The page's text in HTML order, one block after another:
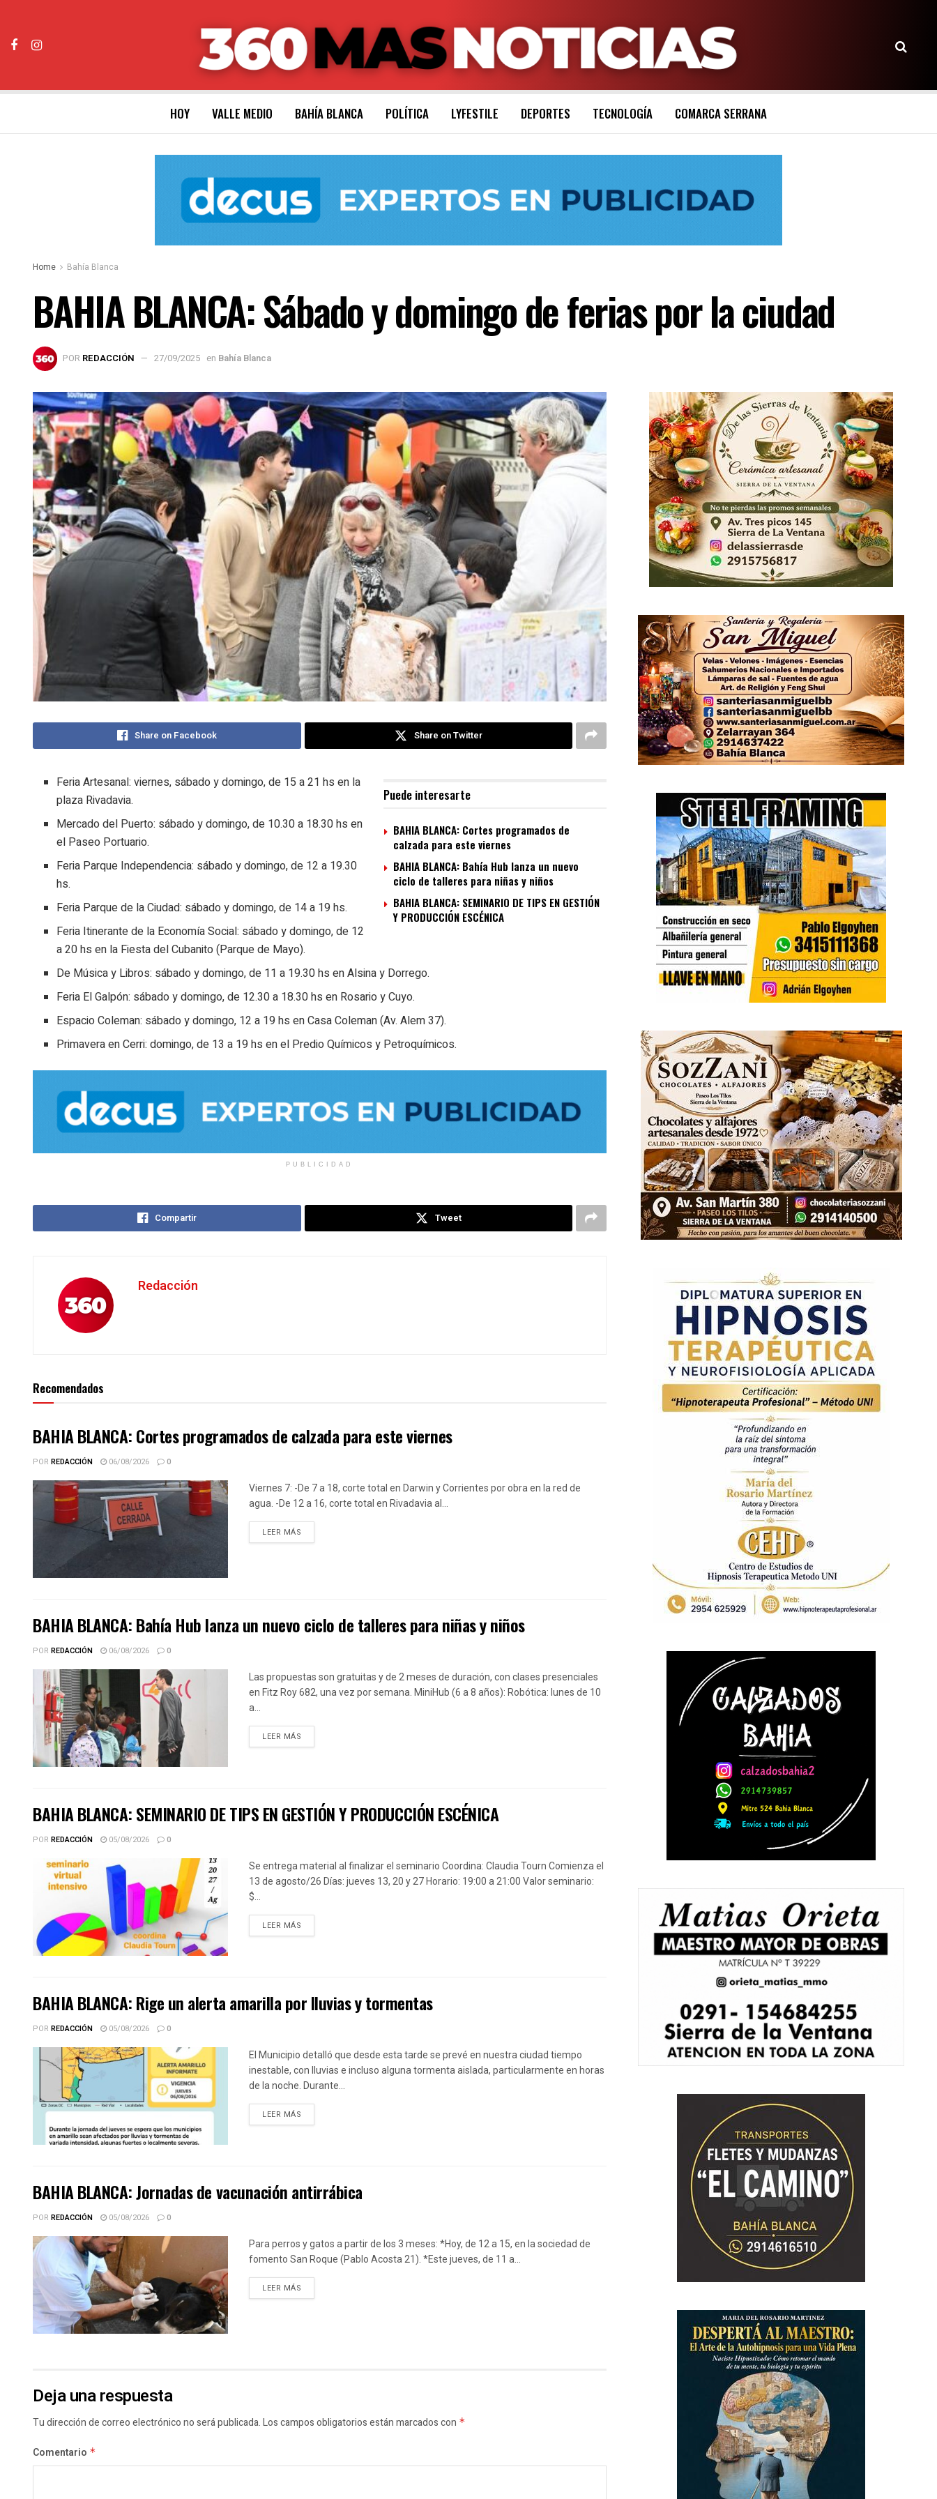
HOY VALLE MEDIO BAHÍA BLANCA POLÍTICA LYFESTILE DEPORTES TECNOLOGÍA COMARCA SERRANA
Home Bahía Blanca
BAHIA BLANCA: Sábado y domingo de ferias por la ciudad
POR REDACCIÓN 27/09/2025 en Bahía Blanca
Share on Facebook Share on Twitter
Puede interesarte
BAHIA BLANCA: Cortes programados de
calzada para este viernes
BAHIA BLANCA: Bahía Hub lanza un nuevo
ciclo de talleres para niñas y niños
BAHIA BLANCA: SEMINARIO DE TIPS EN GESTIÓN
Y PRODUCCIÓN ESCÉNICA
Feria Artesanal: viernes, sábado y domingo, de 15 a 21 hs en la
plaza Rivadavia.
Mercado del Puerto: sábado y domingo, de 10.30 a 18.30 hs en
el Paseo Portuario.
Feria Parque Independencia: sábado y domingo, de 12 a 19.30
hs.
Feria Parque de la Ciudad: sábado y domingo, de 14 a 19 hs.
Feria Itinerante de la Economía Social: sábado y domingo, de 12
a 20 hs en la Fiesta del Cubanito (Parque de Mayo).
De Música y Libros: sábado y domingo, de 11 a 19.30 hs en Alsina y Dorrego.
Feria El Galpón: sábado y domingo, de 12.30 a 18.30 hs en Rosario y Cuyo.
Espacio Coleman: sábado y domingo, 12 a 19 hs en Casa Coleman (Av. Alem 37).
Primavera en Cerri: domingo, de 13 a 19 hs en el Predio Químicos y Petroquímicos.
PUBLICIDAD
Compartir Tweet
Redacción
Recomendados
BAHIA BLANCA: Cortes programados de calzada para este viernes
POR REDACCIÓN 06/08/2026 0
Viernes 7: -De 7 a 18, corte total en Darwin y Corrientes por obra en la red de
agua. -De 12 a 16, corte total en Rivadavia al...
LEER MÁS
BAHIA BLANCA: Bahía Hub lanza un nuevo ciclo de talleres para niñas y niños
POR REDACCIÓN 06/08/2026 0
Las propuestas son gratuitas y de 2 meses de duración, con clases presenciales
en Fitz Roy 682, una vez por semana. MiniHub (6 a 8 años): Robótica: lunes de 10
a...
LEER MÁS
BAHIA BLANCA: SEMINARIO DE TIPS EN GESTIÓN Y PRODUCCIÓN ESCÉNICA
POR REDACCIÓN 05/08/2026 0
Se entrega material al finalizar el seminario Coordina: Claudia Tourn Comienza el
13 de agosto/26 Días: jueves 13, 20 y 27 Horario: 19:00 a 21:00 Valor seminario:
$...
LEER MÁS
BAHIA BLANCA: Rige un alerta amarilla por lluvias y tormentas
POR REDACCIÓN 05/08/2026 0
El Municipio detalló que desde esta tarde se prevé en nuestra ciudad tiempo
inestable, con lluvias e incluso alguna tormenta aislada, particularmente en horas
de la noche. Durante...
LEER MÁS
BAHIA BLANCA: Jornadas de vacunación antirrábica
POR REDACCIÓN 05/08/2026 0
Para perros y gatos a partir de los 3 meses: *Hoy, de 12 a 15, en la sociedad de
fomento San Roque (Pablo Acosta 21). *Este jueves, de 11 a...
LEER MÁS
Deja una respuesta
Tu dirección de correo electrónico no será publicada.Los campos obligatorios están marcados con *
Comentario *